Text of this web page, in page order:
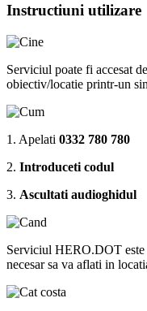
Instructiuni utilizare
Serviciul poate fi accesat
obiectiv/locatie printr-un
1. Apelati 0332 780 780
2. Introduceti codul
3. Ascultati audioghidul
Serviciul HERO.DOT
necesar sa va aflati in